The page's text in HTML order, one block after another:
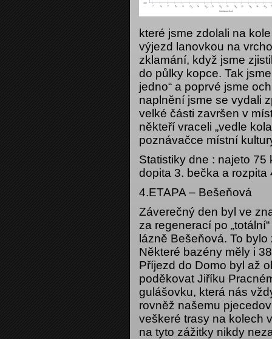
které jsme zdolali na
výjezd lanovkou na
zklamání, když jsme
do půlky kopce. Tak
jedno“ a poprvé jsme
naplnění jsme se vydali
velké části završen v
někteří vraceli „vedle
poznávačce místní
Statistiky dne : najeto
dopita 3. bečka a rozpita
4.ETAPA – Bešeňová
Záverečný den byl ve
za regenerací po
lázně Bešeňová. To
Některé bazény měly i
Příjezd do Domo byl až
poděkovat Jiříku
gulášovku, která nás
rovněž našemu
veškeré trasy na kolech
na tyto zážitky nikdy